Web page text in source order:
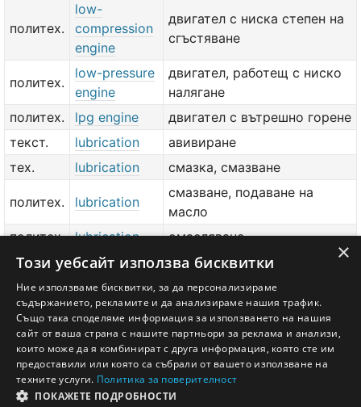
политех.
low-
compression
engine
двигател с ниска степен на
сгъстяване
политех.
low-pressure
engine
двигател, работещ с ниско
налягане
политех.
lpg engine
двигател с вътрешно горене
текст.
lubrication
авивиране
тех.
lubrication смазка, смазване
политех. lubrication
смазване, подаване на
масло
политех.
lubrication
омасляване
политех.
lubrication мазане
lubrication
chart
схема на мазане
добави значение или преводтук
×
Този уебсайт използва бисквитки
Ние използваме бисквитки, за да персонализираме
съдържанието, рекламите и да анализираме нашия трафик.
Също така споделяме информация за използването на нашия
сайт от ваша страна с нашите партньори за реклама и анализи,
които може да я комбинират с друга информация, която сте им
предоставили или която са събрали от вашето използване на
техните услуги. Политика за поверителност
ПОКАЖЕТЕ ПОДРОБНОСТИ